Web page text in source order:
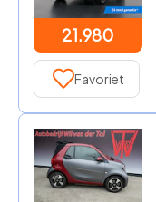
21.980
Favoriet